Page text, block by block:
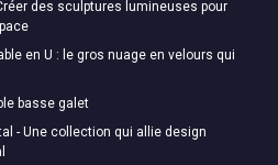
des sculptures lumineuses pour
en U : le gros nuage en velours qui
basse galet
- Une collection qui allie design